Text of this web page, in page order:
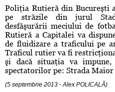
Poliţia Rutieră din Bucureşti
pe străzile din jurul
desfăşurării meciului de
Rutieră a Capitalei va
de fluidizare a traficului pe
Traficul rutier va fi
şi dacă situaţia va
spectatorilor pe: Strada Maior
(5 septembrie 2013 - Alex POLICALĂ)